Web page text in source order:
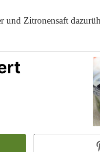
und Zitronensaft